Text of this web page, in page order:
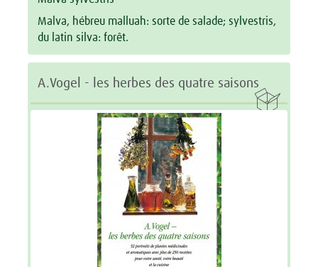
Malva, hébreu malluah: sorte de salade; sylvestris,
du latin silva: forêt.
A.Vogel - les herbes des quatre saisons
